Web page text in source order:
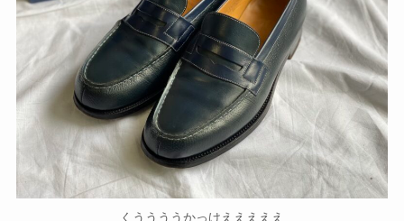
くううううかっけえええええ